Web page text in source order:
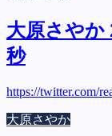
大原さやか
秒
https://twitter.com/
大原さやか